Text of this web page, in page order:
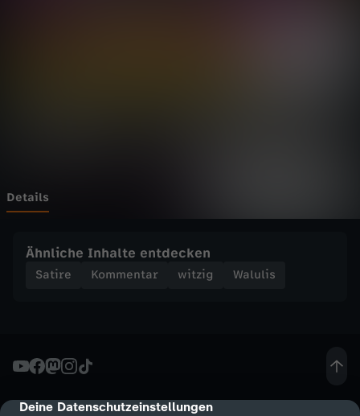
cmp-dialog-description
Deine Datenschutzeinstellungen
i
g
B
n
g
Details
Ähnliche Inhalte entdecken
Satire Kommentar witzig Walulis